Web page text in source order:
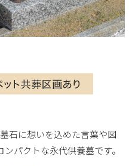
石に想いを込めた言葉や図
パクトな永代供養墓です。